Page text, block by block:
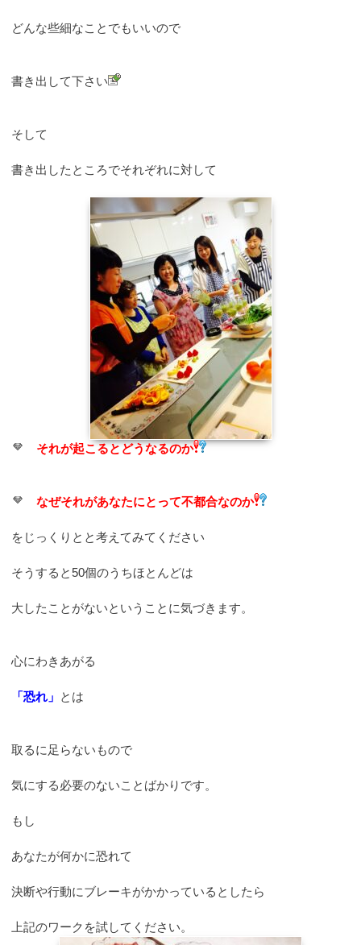
どんな些細なことでもいいので
書き出して下さい
そして
書き出したところでそれぞれに対して
それが起こるとどうなるのか
なぜそれがあなたにとって不都合なのか
をじっくりとと考えてみてください
そうすると50個のうちほとんどは
大したことがないということに気づきます。
心にわきあがる
「恐れ」 とは
取るに足らないもので
気にする必要のないことばかりです。
もし
あなたが何かに恐れて
決断や行動にブレーキがかかっているとしたら
上記のワークを試してください。